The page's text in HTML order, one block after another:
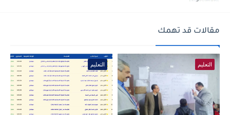
مقالات قد تهمك
التعليم التعليم